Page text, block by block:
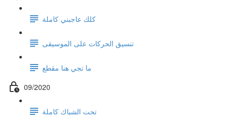
كلك عاجبني كاملة
تنسيق الحركات على الموسيقى
ما تجي هنا مقطع
09/2020
تحت الشباك كاملة